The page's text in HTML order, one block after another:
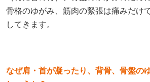
しょうか？